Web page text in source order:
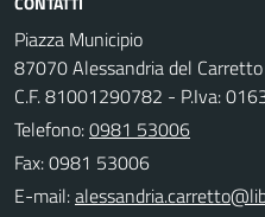
Piazza Municipio
87070 Alessandria del Carretto
C.F. 81001290782 - P.Iva:
Telefono:0981 53006
Fax: 0981 53006
E-mail: